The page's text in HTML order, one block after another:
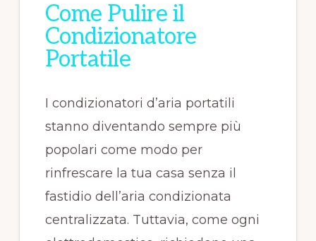
Come Pulire il
Condizionatore
Portatile
I condizionatori d’aria portatili
stanno diventando sempre più
popolari come modo per
rinfrescare la tua casa senza il
fastidio dell’aria condizionata
centralizzata. Tuttavia, come ogni